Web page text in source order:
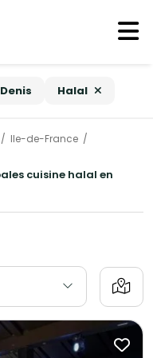
Halal
Ile-de-France
cuisine halal en